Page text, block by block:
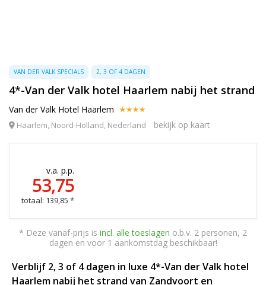
VAN DER VALK SPECIALS 2, 3 OF 4 DAGEN
4*-Van der Valk hotel Haarlem nabij het strand
Van der Valk Hotel Haarlem
Haarlem, Noord-Holland, Nederland bekijk op kaart
v.a. p.p.
53,75
totaal: 139,85 *
* Deze vanaf-prijs is incl. alle toeslagen o.b.v. 2 personen, 2
dagen en voor 1 aankomstdag beschikbaar!
Verblijf 2, 3 of 4 dagen in luxe 4*-Van der Valk hotel
Haarlem nabij het strand van Zandvoort en